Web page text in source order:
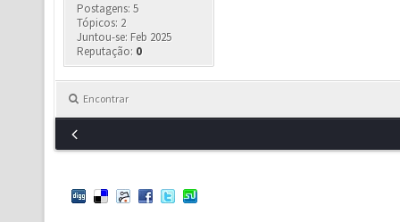
Postagens: 5
Tópicos: 2
Juntou-se: Feb 2025
Reputação: 0
Encontrar